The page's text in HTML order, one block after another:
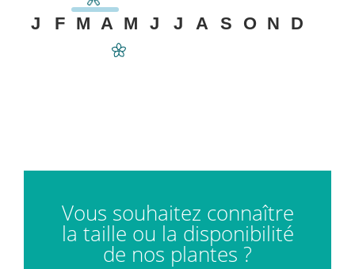
J F M A M J J A S O N D
Vous souhaitez connaître
la taille ou la disponibilité
de nos plantes ?